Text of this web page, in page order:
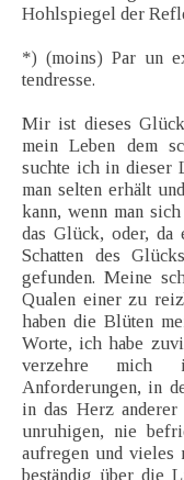
Hohlspiegel der
*) (moins) Par un
tendresse.
Mir ist dieses
mein Leben dem
suchte ich in dieser
man selten erhält
kann, wenn man
das Glück, oder,
Schatten des
gefunden. Meine
Qualen einer zu
haben die Blüten
Worte, ich habe
verzehre mich
Anforderungen, in
in das Herz
unruhigen, nie
aufregen und vieles
beständig über die